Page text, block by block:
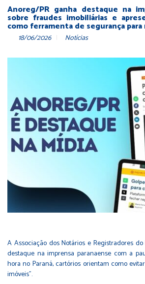
Anoreg/PR ganha destaque na
sobre fraudes imobiliárias e
como ferramenta de segurança
18/06/2026 Notícias
A Associação dos Notários e Registradores
destaque na imprensa paranaense com a
hora no Paraná, cartórios orientam como
imóveis".